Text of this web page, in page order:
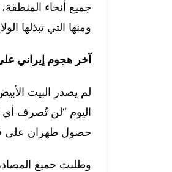
جميع أنحاء
ومنها التي تبذلها
آخر هجوم إيراني على
لم يصدر البيت
اليوم “لن تُصرف أي
حصول طهران على
وطلبت جميع